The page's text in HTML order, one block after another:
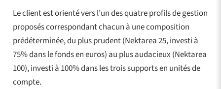
Le client est orienté vers l’un des quatre profils de gestion
proposés correspondant chacun à une composition
prédéterminée, du plus prudent (Nektarea 25, investi à
75% dans le fonds en euros) au plus audacieux (Nektarea
100), investi à 100% dans les trois supports en unités de
compte.